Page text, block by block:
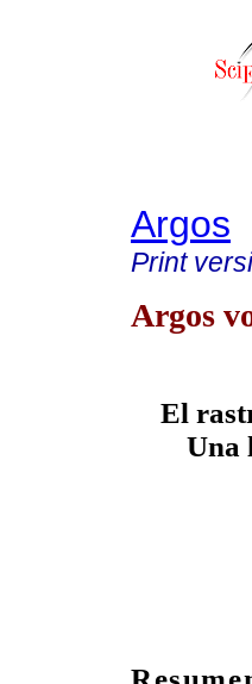
Argos
Print
Argos
El
Una